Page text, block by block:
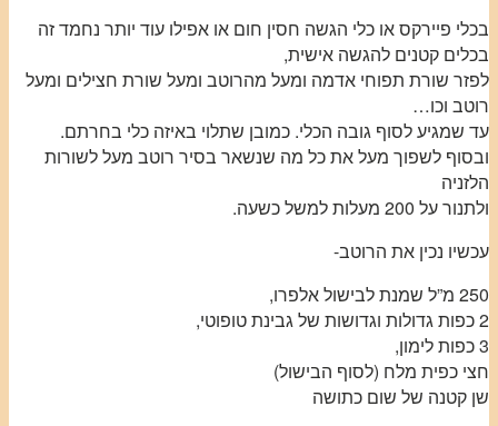
בכלי פיירקס או כלי הגשה חסין חום או אפילו עוד יותר נחמד זה
בכלים קטנים להגשה אישית,
לפזר שורת תפוחי אדמה ומעל מהרוטב ומעל שורת חצילים ומעל
רוטב וכו…
עד שמגיע לסוף גובה הכלי. כמובן שתלוי באיזה כלי בחרתם.
ובסוף לשפוך מעל את כל מה שנשאר בסיר רוטב מעל לשורות
הלזניה
ולתנור על 200 מעלות למשל כשעה.
עכשיו נכין את הרוטב-
250 מ”ל שמנת לבישול אלפרו,
2 כפות גדולות וגדושות של גבינת טופוטי,
3 כפות לימון,
חצי כפית מלח (לסוף הבישול)
שן קטנה של שום כתושה